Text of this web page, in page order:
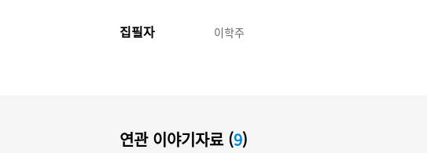
집필자 이학주
연관 이야기자료 (9)